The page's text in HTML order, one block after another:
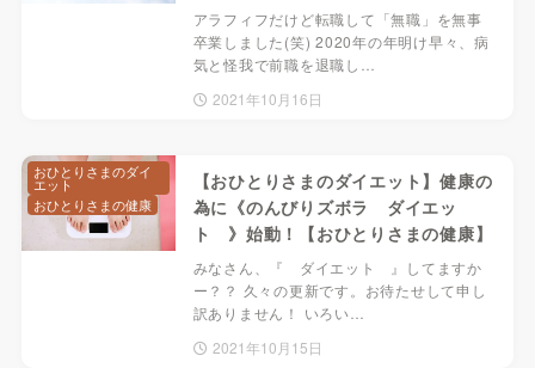
アラフィフだけど転職して「無職」を無事
卒業しました(笑) 2020年の年明け早々、病
気と怪我で前職を退職し…
2021年10月16日
【おひとりさまのダイエット】健康の
為に《のんびりズボラ ダイエッ
ト 》始動！【おひとりさまの健康】
みなさん、『 ダイエット 』してますか
ー？？ 久々の更新です。お待たせして申し
訳ありません！ いろい…
2021年10月15日
おひとりさまのダイ
エット
おひとりさまの健康